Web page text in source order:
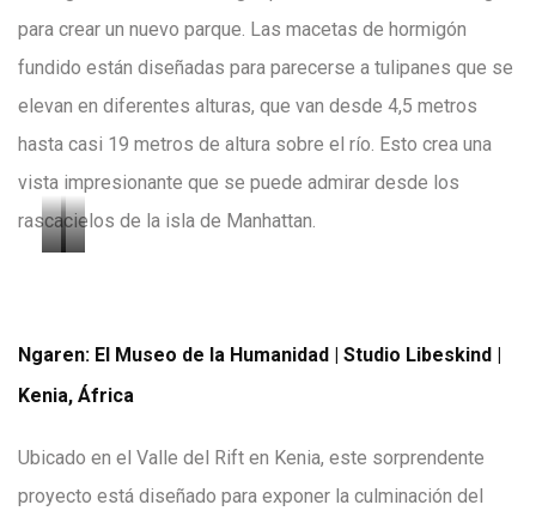
para crear un nuevo parque. Las macetas de hormigón
fundido están diseñadas para parecerse a tulipanes que se
elevan en diferentes alturas, que van desde 4,5 metros
hasta casi 19 metros de altura sobre el río. Esto crea una
vista impresionante que se puede admirar desde los
rascacielos de la isla de Manhattan.
n
c
n
c
Ngaren: El Museo de la Humanidad | Studio Libeskind |
Kenia, África
Ubicado en el Valle del Rift en Kenia, este sorprendente
proyecto está diseñado para exponer la culminación del